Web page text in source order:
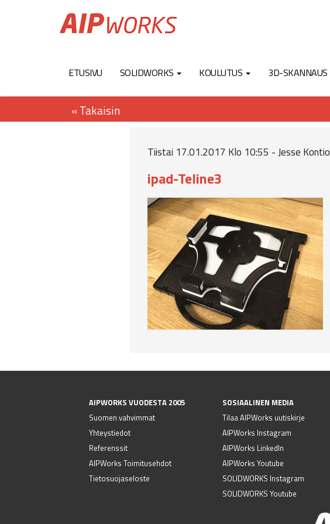
ETUSIVU SOLIDWORKS KOULUTUS 3D-SKANNAUS
Tiistai 17.01.2017 Klo 10:55 - Jesse Kontio
ipad-Teline3
AIPWORKS VUODESTA 2005
Suomen vahvimmat
Yhteystiedot
Referenssit
AIPWorks Toimitusehdot
Tietosuojaseloste
SOSIAALINEN MEDIA
Tilaa AIPWorks uutiskirje
AIPWorks Instagram
AIPWorks LinkedIn
AIPWorks Youtube
SOLIDWORKS Instagram
SOLIDWORKS Youtube